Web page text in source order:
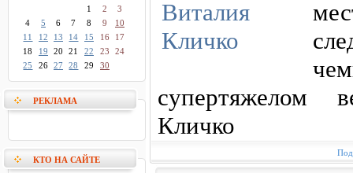
1
2
3
4
5 6 7 8 9
10
11
12 13 14 15 16
17
18
19 20 21 22 23
24
25
26 27 28 29 30
РЕКЛАМА
КТО НА САЙТЕ
супертяжелом
Кличко